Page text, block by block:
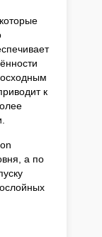
к
а по